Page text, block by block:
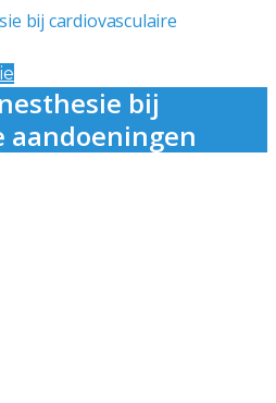
bij
aandoeningen